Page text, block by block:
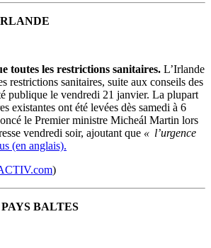
toutes les restrictions sanitaires. L’Irlande
restrictions sanitaires, suite aux conseils des
publique le vendredi 21 janvier. La plupart
existantes ont été levées dès samedi à 6
le Premier ministre Micheál Martin lors
vendredi soir, ajoutant que « l’urgence
(en anglais).
)
BALTES